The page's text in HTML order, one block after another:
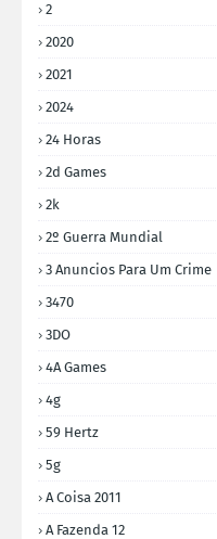
2
2020
2021
2024
24 Horas
2d Games
2k
2º Guerra Mundial
3 Anuncios Para Um Crime
3470
3DO
4A Games
4g
59 Hertz
5g
A Coisa 2011
A Fazenda 12